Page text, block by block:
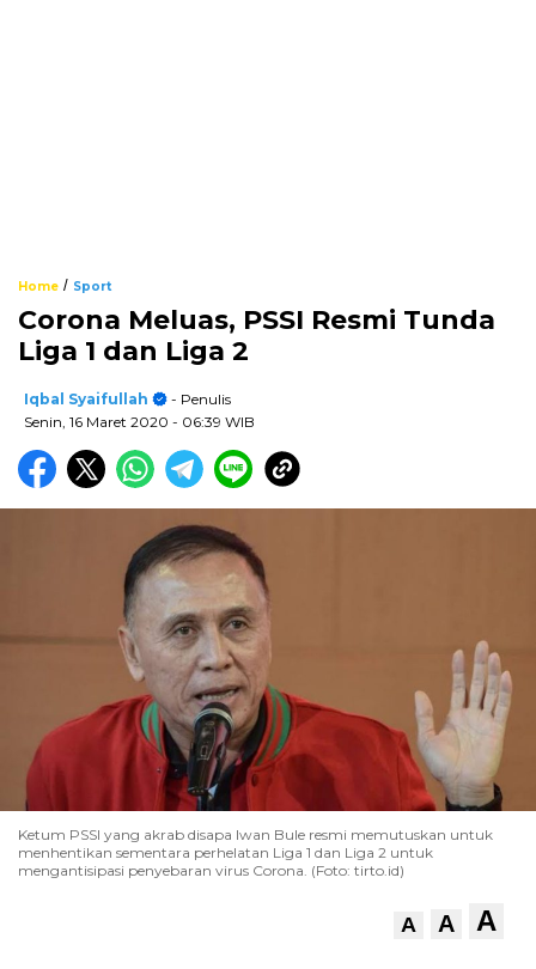
Home / Sport
Corona Meluas, PSSI Resmi Tunda
Liga 1 dan Liga 2
Iqbal Syaifullah
- Penulis
Senin, 16 Maret 2020 - 06:39 WIB
Ketum PSSI yang akrab disapa Iwan Bule resmi memutuskan untuk
menhentikan sementara perhelatan Liga 1 dan Liga 2 untuk
mengantisipasi penyebaran virus Corona. (Foto: tirto.id)
A A A